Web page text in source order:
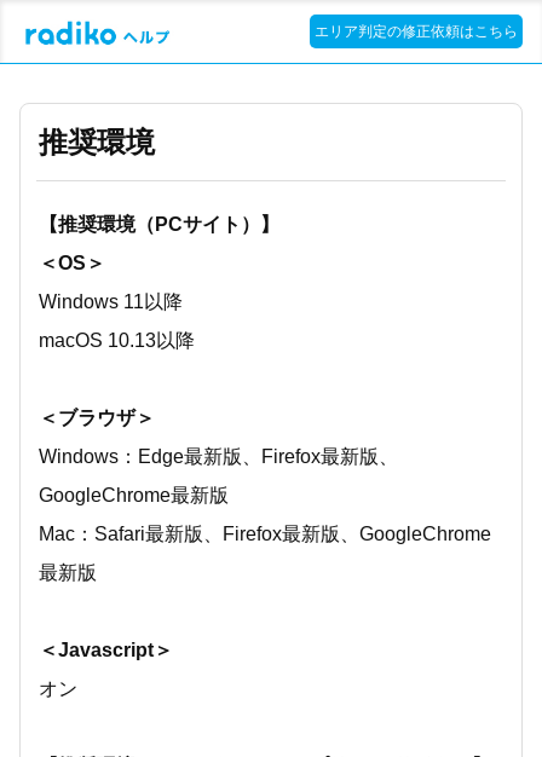
エリア判定の修正依頼はこちら
推奨環境
【推奨環境（PCサイト）】
＜OS＞
Windows 11以降
macOS 10.13以降
＜ブラウザ＞
Windows：Edge最新版、Firefox最新版、
GoogleChrome最新版
Mac：Safari最新版、Firefox最新版、GoogleChrome
最新版
＜Javascript＞
オン